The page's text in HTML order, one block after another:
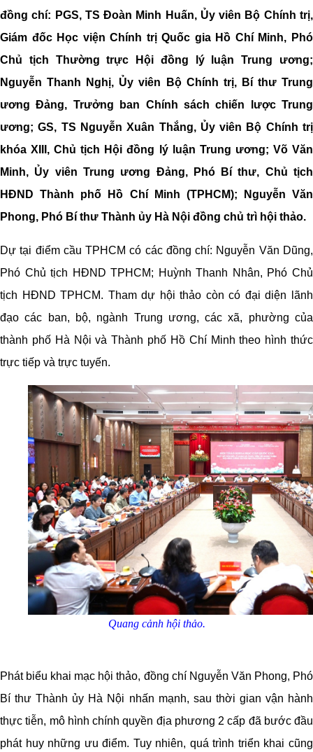
đồng chí: PGS, TS Đoàn Minh Huấn, Ủy viên Bộ Chính trị,
Giám đốc Học viện Chính trị Quốc gia Hồ Chí Minh, Phó
Chủ tịch Thường trực Hội đồng lý luận Trung ương;
Nguyễn Thanh Nghị, Ủy viên Bộ Chính trị, Bí thư Trung
ương Đảng, Trưởng ban Chính sách chiến lược Trung
ương; GS, TS Nguyễn Xuân Thắng, Ủy viên Bộ Chính trị
khóa XIII, Chủ tịch Hội đồng lý luận Trung ương; Võ Văn
Minh, Ủy viên Trung ương Đảng, Phó Bí thư, Chủ tịch
HĐND Thành phố Hồ Chí Minh (TPHCM); Nguyễn Văn
Phong, Phó Bí thư Thành ủy Hà Nội đồng chủ trì hội thảo.
Dự tại điểm cầu TPHCM có các đồng chí: Nguyễn Văn Dũng,
Phó Chủ tịch HĐND TPHCM; Huỳnh Thanh Nhân, Phó Chủ
tịch HĐND TPHCM. Tham dự hội thảo còn có đại diện lãnh
đạo các ban, bộ, ngành Trung ương, các xã, phường của
thành phố Hà Nội và Thành phố Hồ Chí Minh theo hình thức
trực tiếp và trực tuyến.
Quang cảnh hội thảo.
Phát biểu khai mạc hội thảo, đồng chí Nguyễn Văn Phong, Phó
Bí thư Thành ủy Hà Nội nhấn mạnh, sau thời gian vận hành
thực tiễn, mô hình chính quyền địa phương 2 cấp đã bước đầu
phát huy những ưu điểm. Tuy nhiên, quá trình triển khai cũng